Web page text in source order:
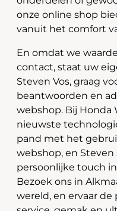
onze online shop
vanuit het comfort
En omdat we
contact, staat uw
Steven Vos, graag
beantwoorden en
webshop. Bij Honda
nieuwste
pand met het
webshop, en
persoonlijke touch
Bezoek ons in
wereld, en ervaar